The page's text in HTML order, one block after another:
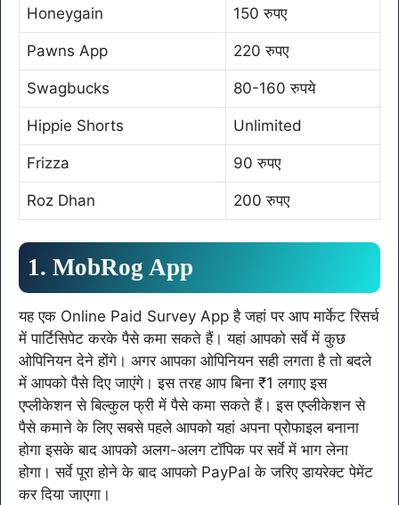
Honeygain 150 रुपए
Pawns App 220 रुपए
Swagbucks 80-160 रुपये
Hippie Shorts Unlimited
Frizza 90 रुपए
Roz Dhan 200 रुपए
1. MobRog App
यह एक Online Paid Survey App है जहां पर आप मार्केट रिसर्च
में पार्टिसिपेट करके पैसे कमा सकते हैं। यहां आपको सर्वे में कुछ
ओपिनियन देने होंगे। अगर आपका ओपिनियन सही लगता है तो बदले
में आपको पैसे दिए जाएंगे। इस तरह आप बिना ₹1 लगाए इस
एप्लीकेशन से बिल्कुल फ्री में पैसे कमा सकते हैं। इस एप्लीकेशन से
पैसे कमाने के लिए सबसे पहले आपको यहां अपना प्रोफाइल बनाना
होगा इसके बाद आपको अलग-अलग टॉपिक पर सर्वे में भाग लेना
होगा। सर्वे पूरा होने के बाद आपको PayPal के जरिए डायरेक्ट पेमेंट
कर दिया जाएगा।